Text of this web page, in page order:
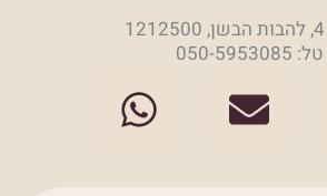
טל: 050-5953085
E
n
W
h